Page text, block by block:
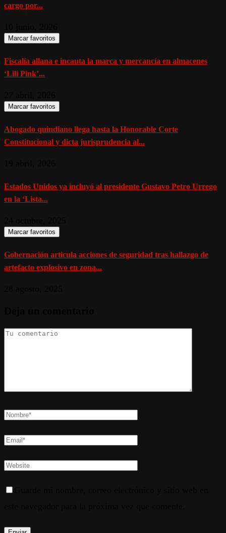
cargo por...
Marcar favoritos
Fiscalía allana e incauta la marca y mercancía en almacenes
‘Lili Pink’...
Marcar favoritos
Abogado quindiano llega hasta la Honorable Corte
Constitucional y dicta jurisprudencia al...
Estados Unidos ya incluyó al presidente Gustavo Petro Urrego
en la ‘Lista...
Marcar favoritos
Gobernación articula acciones de seguridad tras hallazgo de
artefacto explosivo en zona...